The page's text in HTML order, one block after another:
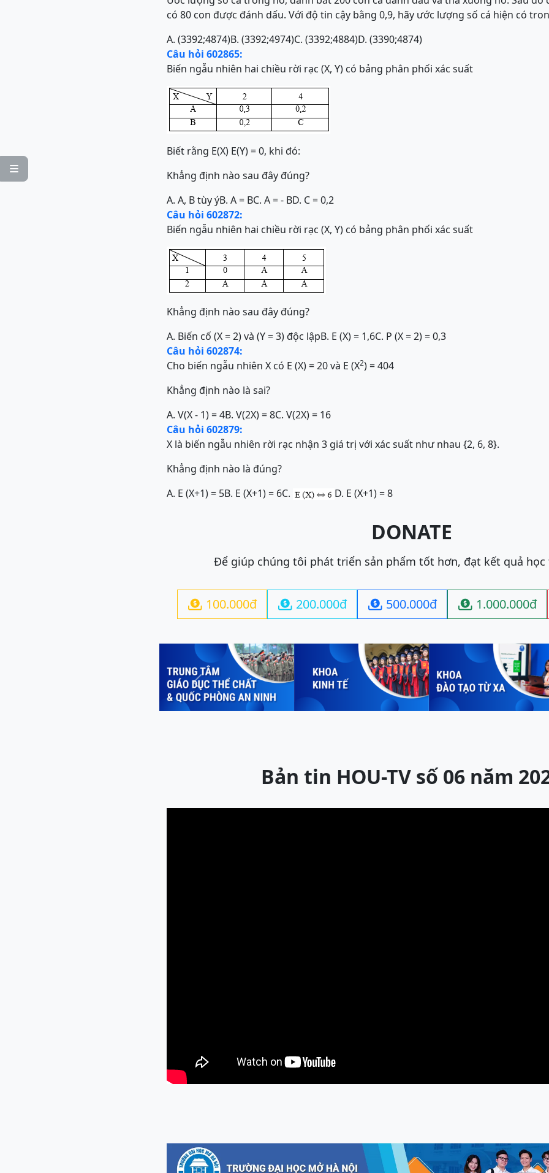

có 80 con được đánh dấu. Với độ tin cậy bằng 0,9, hãy ước lượng số cá hiện có
A. (3392;4874)B. (3392;4974)C. (3392;4884)D. (3390;4874)
Câu hỏi 602865:
Biến ngẫu nhiên hai chiều rời rạc (X, Y) có bảng phân phối xác suất
Biết rằng E(X) E(Y) = 0, khi đó:
Khẳng định nào sau đây đúng?
A. A, B tùy ýB. A = BC. A = - BD. C = 0,2
Câu hỏi 602872:
Biến ngẫu nhiên hai chiều rời rạc (X, Y) có bảng phân phối xác suất
Khẳng định nào sau đây đúng?
A. Biến cố (X = 2) và (Y = 3) độc lậpB. E (X) = 1,6C. P (X = 2) = 0,3
Câu hỏi 602874:
Cho biến ngẫu nhiên X có E (X) = 20 và E (X2) = 404
Khẳng định nào là sai?
A. V(X - 1) = 4B. V(2X) = 8C. V(2X) = 16
Câu hỏi 602879:
X là biến ngẫu nhiên rời rạc nhận 3 giá trị với xác suất như nhau {2, 6, 8}.
Khẳng định nào là đúng?
A. E (X+1) = 5B. E (X+1) = 6C. D. E (X+1) = 8
DONATE
Để giúp chúng tôi phát triển sản phẩm tốt hơn, đạt kết quả học
 100.000đ  200.000đ  500.000đ  1.000.000đ
Previous
Bản tin HOU-TV số 06 năm